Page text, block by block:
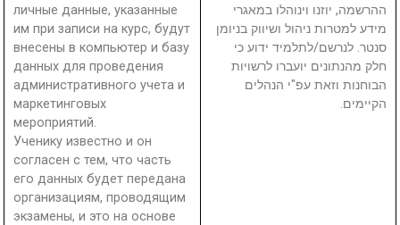
личные данные, указанные
им при записи на курс, будут
внесены в компьютер и базу
данных для проведения
административного учета и
маркетинговых
мероприятий.
Ученику известно и он
согласен с тем, что часть
его данных будет передана
организациям, проводящим
экзамены, и это на основе
ההרשמה, יוזנו וינוהלו במאגרי
מידע למטרות ניהול ושיווק בניומן
סנטר. לנרשם/לתלמיד ידוע כי
חלק מהנתונים יועברו לרשויות
הבוחנות וזאת עפ"י הנהלים
הקיימים.